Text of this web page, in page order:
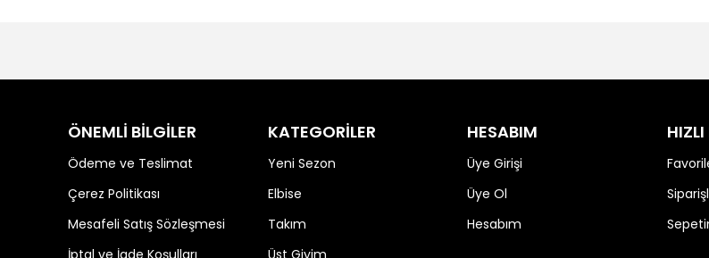
ÖNEMLİ BİLGİLER
Ödeme ve Teslimat
Çerez Politikası
Mesafeli Satış Sözleşmesi
İptal ve İade Koşulları
KATEGORİLER
Yeni Sezon
Elbise
Takım
Üst Giyim
HESABIM
Üye Girişi
Üye Ol
Hesabım
HIZLI